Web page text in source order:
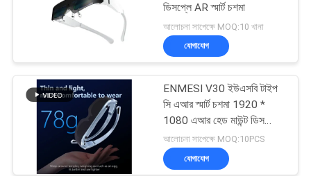
FPV ড্রোন গগলস
ডিসপ্লে AR স্মার্ট চশমা
আলোচনা সাপেক্ষে MOQ:10 খানা
যোগাযোগ
ENMESI V30 ইউএসবি টাইপ
সি এআর স্মার্ট চশমা 1920 *
1080 এআর হেড মাউন্ট ডিসপ্লে
ডায়োপটার
আলোচনা সাপেক্ষে MOQ:10PCS
যোগাযোগ